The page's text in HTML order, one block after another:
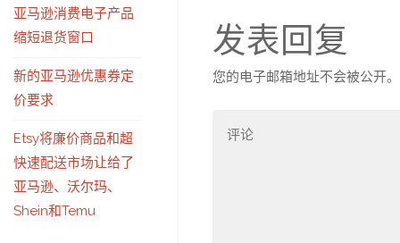
发表回复
您的电子邮箱地址不会被公开。
亚马逊消费电子产品
缩短退货窗口
新的亚马逊优惠券定
价要求
Etsy将廉价商品和超
快速配送市场让给了
亚马逊、沃尔玛、
Shein和Temu